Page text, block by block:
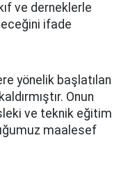
ve derneklerle
ifade
yönelik başlatılan
Onun
ve teknik eğitim
maalesef